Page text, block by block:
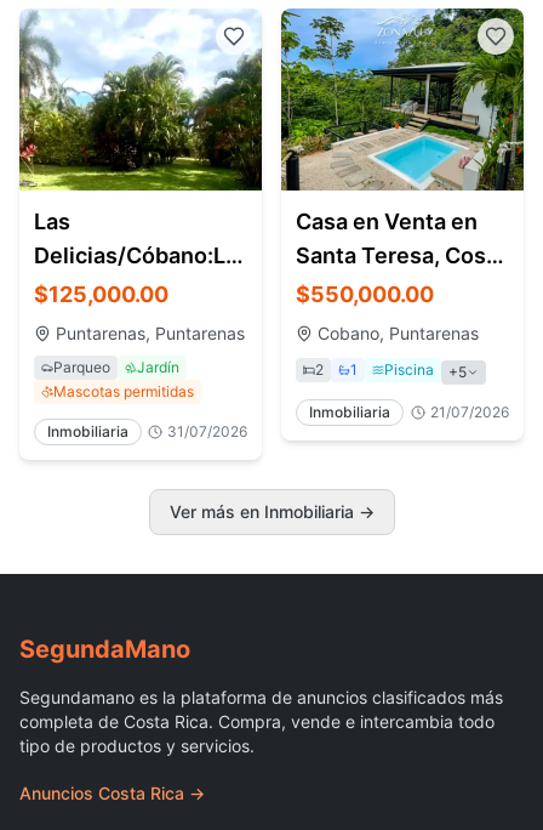
Las
Delicias/Cóbano:Lote
908 con agua
pot./precio:$125.000/8618-
6327
$125,000.00
Puntarenas, Puntarenas
Parqueo
Jardín
Mascotas permitidas
Inmobiliaria 31/07/2026
Casa en Venta en
Santa Teresa, Costa
Rica
$550,000.00
Cobano, Puntarenas
2 1 Piscina +5
Inmobiliaria 21/07/2026
Ver más en Inmobiliaria →
SegundaMano
Segundamano es la plataforma de anuncios clasificados más
completa de Costa Rica. Compra, vende e intercambia todo
tipo de productos y servicios.
Anuncios Costa Rica →